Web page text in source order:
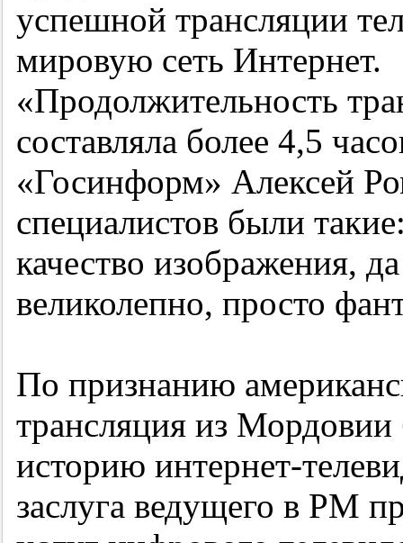
успешной трансляции
мировую сеть Интернет.
«Продолжительность
составляла более 4,5
«Госинформ» Алексей
специалистов были
качество изображения,
великолепно, просто
По признанию
трансляция из
историю интернет-
заслуга ведущего в РМ